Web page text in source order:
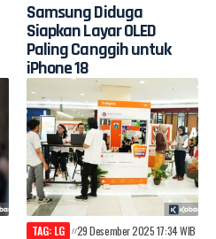
Samsung Diduga
Siapkan Layar OLED
Paling Canggih untuk
iPhone 18
TAG: LG 29 Desember 2025 17:34 WIB